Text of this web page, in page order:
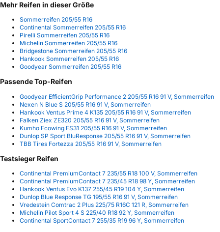
Mehr Reifen in dieser Größe
Sommerreifen 205/55 R16
Continental Sommerreifen 205/55 R16
Pirelli Sommerreifen 205/55 R16
Michelin Sommerreifen 205/55 R16
Bridgestone Sommerreifen 205/55 R16
Hankook Sommerreifen 205/55 R16
Goodyear Sommerreifen 205/55 R16
Passende Top-Reifen
Goodyear EfficientGrip Performance 2 205/55 R16 91 V, Sommerreifen
Nexen N Blue S 205/55 R16 91 V, Sommerreifen
Hankook Ventus Prime 4 K135 205/55 R16 91 V, Sommerreifen
Falken Ziex ZE320 205/55 R16 91 V, Sommerreifen
Kumho Ecowing ES31 205/55 R16 91 V, Sommerreifen
Dunlop SP Sport BluResponse 205/55 R16 91 V, Sommerreifen
TBB Tires Fortezza 205/55 R16 91 V, Sommerreifen
Testsieger Reifen
Continental PremiumContact 7 235/55 R18 100 V, Sommerreifen
Continental PremiumContact 7 235/45 R18 98 Y, Sommerreifen
Hankook Ventus Evo K137 255/45 R19 104 Y, Sommerreifen
Dunlop Blue Response TG 195/55 R16 91 V, Sommerreifen
Vredestein Comtrac 2 Plus 225/75 R16C 121 R, Sommerreifen
Michelin Pilot Sport 4 S 225/40 R18 92 Y, Sommerreifen
Continental SportContact 7 255/35 R19 96 Y, Sommerreifen